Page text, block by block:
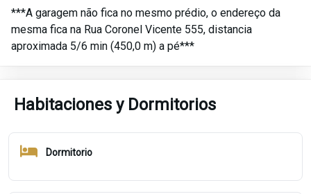
***A garagem não fica no mesmo prédio, o endereço da
mesma fica na Rua Coronel Vicente 555, distancia
aproximada 5/6 min (450,0 m) a pé***
Habitaciones y Dormitorios
Dormitorio